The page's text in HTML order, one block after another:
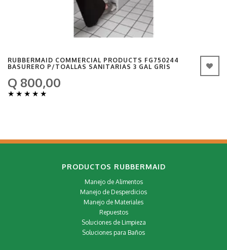
RUBBERMAID COMMERCIAL PRODUCTS FG750244
BASURERO P/TOALLAS SANITARIAS 3 GAL GRIS
Q 800,00
★ ★ ★ ★ ★
PRODUCTOS RUBBERMAID
Manejo de Alimentos
Manejo de Desperdicios
Manejo de Materiales
Repuestos
Soluciones de Limpieza
Soluciones para Baños